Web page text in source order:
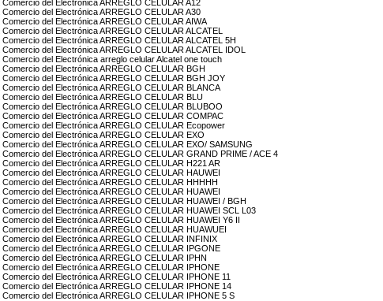
del Electrónica ARREGLO CELULAR A12
del Electrónica ARREGLO CELULAR A30
del Electrónica ARREGLO CELULAR AIWA
del Electrónica ARREGLO CELULAR ALCATEL
del Electrónica ARREGLO CELULAR ALCATEL 5H
del Electrónica ARREGLO CELULAR ALCATEL IDOL
del Electrónica arreglo celular Alcatel one touch
del Electrónica ARREGLO CELULAR BGH
del Electrónica ARREGLO CELULAR BGH JOY
del Electrónica ARREGLO CELULAR BLANCA
del Electrónica ARREGLO CELULAR BLU
del Electrónica ARREGLO CELULAR BLUBOO
del Electrónica ARREGLO CELULAR COMPAC
del Electrónica ARREGLO CELULAR Ecopower
del Electrónica ARREGLO CELULAR EXO
del Electrónica ARREGLO CELULAR EXO/ SAMSUNG
del Electrónica ARREGLO CELULAR GRAND PRIME / ACE 4
del Electrónica ARREGLO CELULAR H221 AR
del Electrónica ARREGLO CELULAR HAUWEI
del Electrónica ARREGLO CELULAR HHHHH
del Electrónica ARREGLO CELULAR HUAWEI
del Electrónica ARREGLO CELULAR HUAWEI / BGH
del Electrónica ARREGLO CELULAR HUAWEI SCL L03
del Electrónica ARREGLO CELULAR HUAWEI Y6 II
del Electrónica ARREGLO CELULAR HUAWUEI
del Electrónica ARREGLO CELULAR INFINIX
del Electrónica ARREGLO CELULAR IPGONE
del Electrónica ARREGLO CELULAR IPHN
del Electrónica ARREGLO CELULAR IPHONE
del Electrónica ARREGLO CELULAR IPHONE 11
del Electrónica ARREGLO CELULAR IPHONE 14
del Electrónica ARREGLO CELULAR IPHONE 5 S